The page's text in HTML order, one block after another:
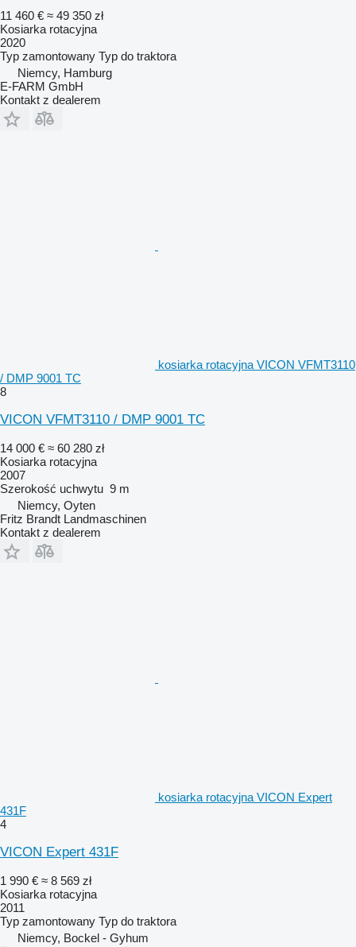
11 460 € ≈ 49 350 zł
Kosiarka rotacyjna
2020
Typ zamontowany Typ do traktora
Niemcy, Hamburg
E-FARM GmbH
Kontakt z dealerem
kosiarka rotacyjna VICON VFMT3110
/ DMP 9001 TC
8
VICON VFMT3110 / DMP 9001 TC
14 000 € ≈ 60 280 zł
Kosiarka rotacyjna
2007
Szerokość uchwytu 9 m
Niemcy, Oyten
Fritz Brandt Landmaschinen
Kontakt z dealerem
kosiarka rotacyjna VICON Expert
431F
4
VICON Expert 431F
1 990 € ≈ 8 569 zł
Kosiarka rotacyjna
2011
Typ zamontowany Typ do traktora
Niemcy, Bockel - Gyhum